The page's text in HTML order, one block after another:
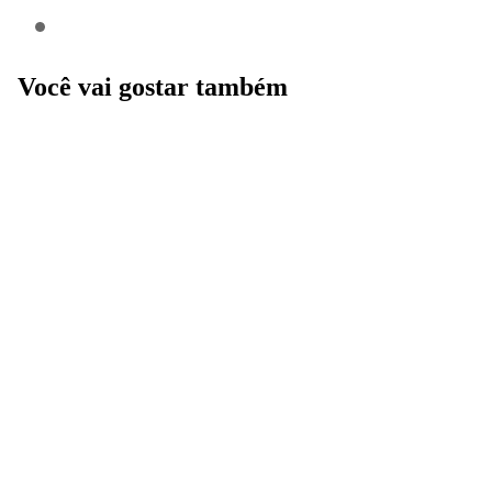
Você vai gostar também